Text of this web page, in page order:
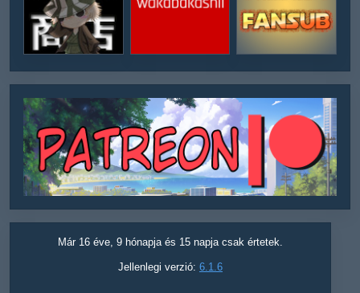
Már 16 éve, 9 hónapja és 15 napja csak értetek.
Jellenlegi verzió: 6.1.6